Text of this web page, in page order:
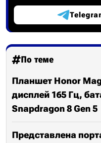
По теме
Планшет Honor
дисплей 165 Гц,
Snapdragon 8 Gen 5
Представлена